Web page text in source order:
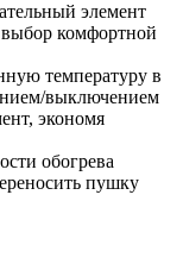
элемент
выбор комфортной
температуру в
выключением
экономя
обогрева
пушку